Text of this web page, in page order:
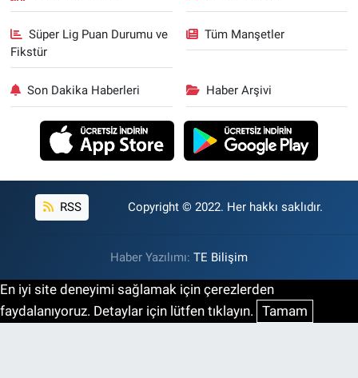
Süper Lig Puan Durumu ve
Fikstür
Tüm Manşetler
Son Dakika Haberleri Haber Arşivi
RSS Copyright © 2022. Her hakkı saklıdır.
Haber Yazılımı: TE Bilişim
En iyi site deneyimi sağlamak için çerezlerden
faydalanıyoruz. Detaylar için lütfen tıklayın. Tamam